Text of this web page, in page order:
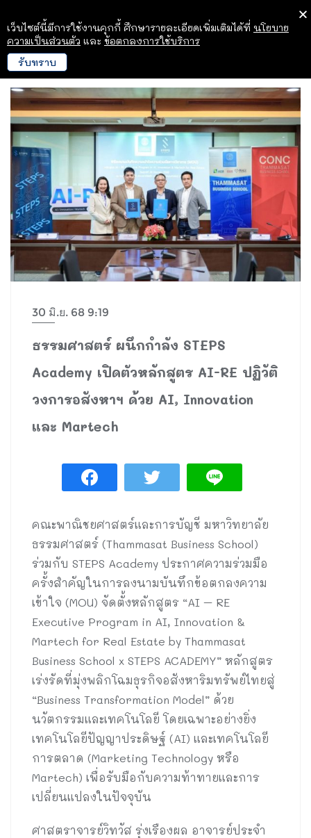
30 มิ.ย. 68 9:19
ธรรมศาสตร์ ผนึกกำลัง STEPS
Academy เปิดตัวหลักสูตร AI-RE ปฏิวัติ
วงการอสังหาฯ ด้วย AI, Innovation
และ Martech
คณะพาณิชยศาสตร์และการบัญชี มหาวิทยาลัย
ธรรมศาสตร์ (Thammasat Business School)
ร่วมกับ STEPS Academy ประกาศความร่วมมือ
ครั้งสำคัญในการลงนามบันทึกข้อตกลงความ
เข้าใจ (MOU) จัดตั้งหลักสูตร “AI – RE
Executive Program in AI, Innovation &
Martech for Real Estate by Thammasat
Business School x STEPS ACADEMY” หลักสูตร
เร่งรัดที่มุ่งพลิกโฉมธุรกิจอสังหาริมทรัพย์ไทยสู่
“Business Transformation Model” ด้วย
นวัตกรรมและเทคโนโลยี โดยเฉพาะอย่างยิ่ง
เทคโนโลยีปัญญาประดิษฐ์ (AI) และเทคโนโลยี
การตลาด (Marketing Technology หรือ
Martech) เพื่อรับมือกับความท้าทายและการ
เปลี่ยนแปลงในปัจจุบัน
ศาสตราจารย์วิทวัส รุ่งเรืองผล อาจารย์ประจำ
เว็บไซต์นี้มีการใช้งานคุกกี้ ศึกษารายละเอียดเพิ่มเติมได้ที่ นโยบาย
ความเป็นส่วนตัว และ ข้อตกลงการใช้บริการ
รับทราบ